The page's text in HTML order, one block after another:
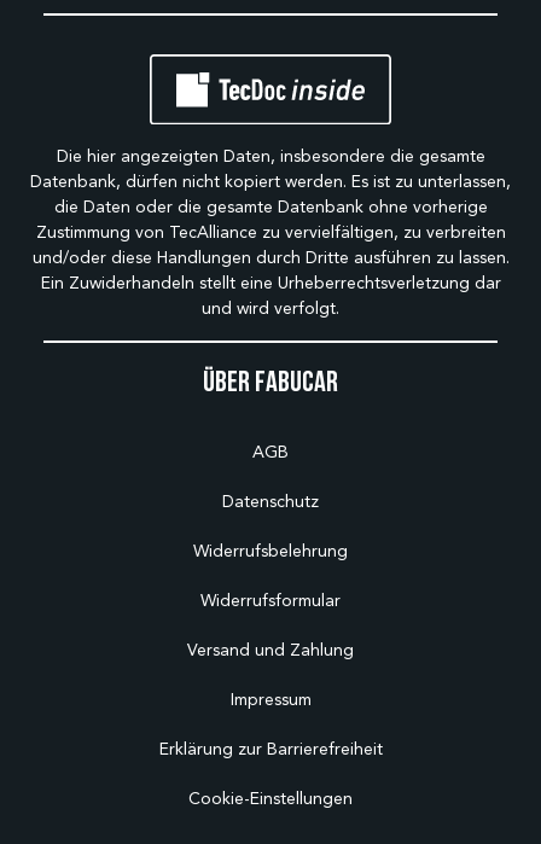
Über Fabucar
AGB
Datenschutz
Widerrufsbelehrung
Widerrufsformular
Versand und Zahlung
Impressum
Erklärung zur Barrierefreiheit
Cookie-Einstellungen
Die hier angezeigten Daten, insbesondere die gesamte
Datenbank, dürfen nicht kopiert werden. Es ist zu unterlassen,
die Daten oder die gesamte Datenbank ohne vorherige
Zustimmung von TecAlliance zu vervielfältigen, zu verbreiten
und/oder diese Handlungen durch Dritte ausführen zu lassen.
Ein Zuwiderhandeln stellt eine Urheberrechtsverletzung dar
und wird verfolgt.